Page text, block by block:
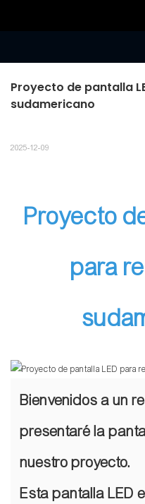
Proyecto de pantalla
sudamericano
2025-12-09
Proyecto
para
Bienvenidos a un
presentaré la
nuestro proyecto.
Esta pantalla LED